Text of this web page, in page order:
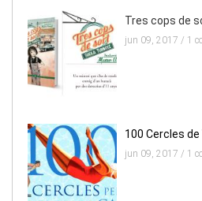
Tres cops de
jun 09, 2017 / 1
100 Cercles de
jun 09, 2017 / 1